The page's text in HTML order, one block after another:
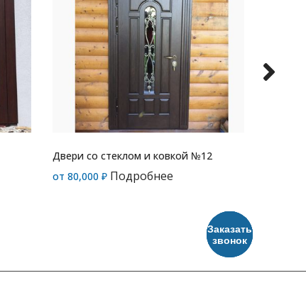
Двери со стеклом и ковкой №12
от 80,000 ₽ Подробнее
Заказать
звонок